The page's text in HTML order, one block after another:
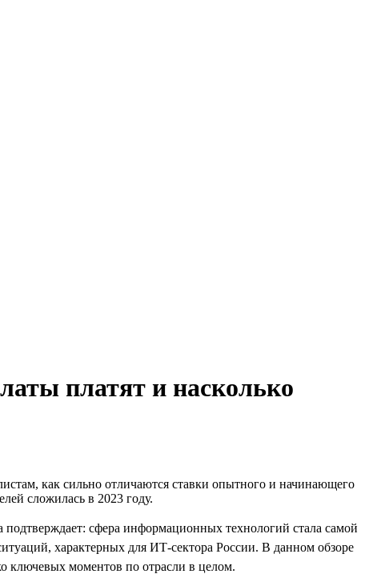
платят и насколько
как сильно отличаются ставки опытного и начинающего
сложилась в 2023 году.
сфера информационных технологий стала самой
характерных для ИТ-сектора России. В данном обзоре
ключевых моментов по отрасли в целом.